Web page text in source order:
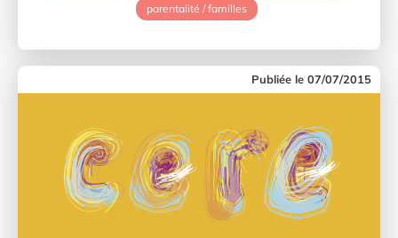
parentalité / familles
07/07/2015